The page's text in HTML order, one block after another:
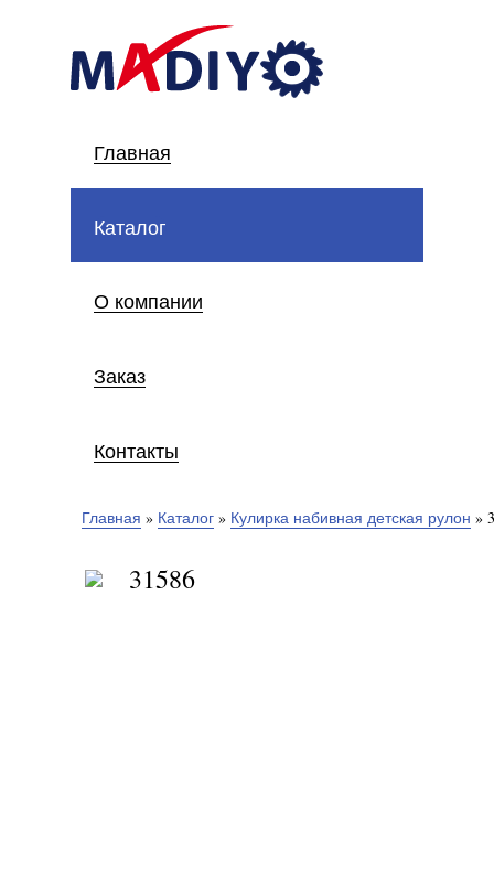
Главная
Каталог
О компании
Заказ
Контакты
Главная » Каталог » Кулирка набивная детская рулон »
31586